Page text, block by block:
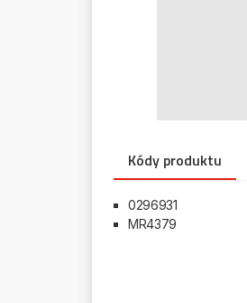
Kódy produktu
0296931
MR4379